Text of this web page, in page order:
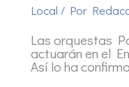
Local / Por
Las orquestas
actuarán en el
Así lo ha